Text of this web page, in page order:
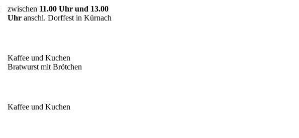
zwischen 11.00 Uhr und 13.00
Uhr anschl. Dorffest in Kürnach
Kaffee und Kuchen
Bratwurst mit Brötchen
Kaffee und Kuchen